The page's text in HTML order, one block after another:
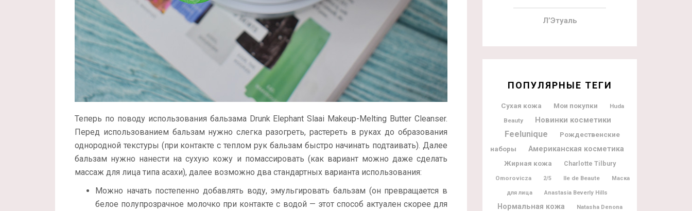
Теперь по поводу использования бальзама Drunk Elephant Slaai Makeup-Melting Butter Cleanser.
Перед использованием бальзам нужно слегка разогреть, растереть в руках до образования
однородной текстуры (при контакте с теплом рук бальзам быстро начинать подтаивать). Далее
бальзам нужно нанести на сухую кожу и помассировать (как вариант можно даже сделать
массаж для лица типа асахи), далее возможно два стандартных варианта использования:
Можно начать постепенно добавлять воду, эмульгировать бальзам (он превращается в
белое полупрозрачное молочко при контакте с водой — этот способ актуален скорее для
Л’Этуаль
ПОПУЛЯРНЫЕ ТЕГИ
Сухая кожа Мои покупки
Huda
Beauty
Новинки косметики
Feelunique
Рождественские
наборы
Американская косметика
Жирная кожа
Charlotte Tilbury
Omorovicza 2/5 Ile de Beaute Маска
для лица Anastasia Beverly Hills
Нормальная кожа Natasha Denona